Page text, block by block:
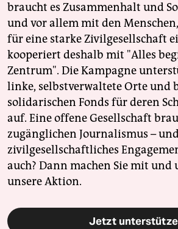
braucht es Zusammenhalt und
und vor allem mit den
für eine starke Zivilgesellschaft
kooperiert deshalb mit "Alles
Zentrum". Die Kampagne
linke, selbstverwaltete Orte und
solidarischen Fonds für deren
auf. Eine offene Gesellschaft
zugänglichen Journalismus –
zivilgesellschaftliches
auch? Dann machen Sie mit und
unsere Aktion.
Jetzt